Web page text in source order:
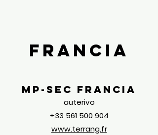
Francia
MP-Sec Francia
auterivo
+33 561 500 904
www.terrang.fr